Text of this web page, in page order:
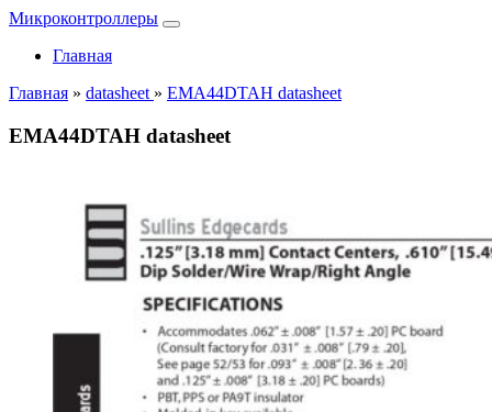
Микроконтроллеры
Главная
Главная » datasheet » EMA44DTAH datasheet
EMA44DTAH datasheet